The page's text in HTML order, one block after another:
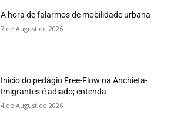
A hora de falarmos de mobilidade urbana
7 de August de 2026
Início do pedágio Free-Flow na Anchieta-
Imigrantes é adiado; entenda
4 de August de 2026